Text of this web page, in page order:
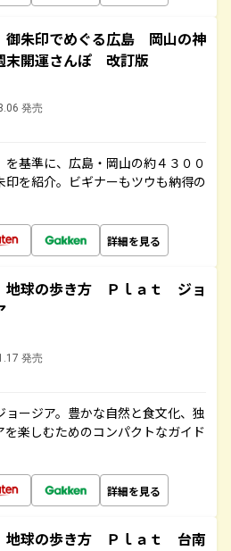
朱印でめぐる広島 岡山の神
開運さんぽ 改訂版
発売
を基準に、広島・岡山の約４３００
を紹介。ビギナーもツウも納得の
詳細を見る
球の歩き方 Ｐｌａｔ ジョ
発売
ージア。豊かな自然と食文化、独
楽しむためのコンパクトなガイド
詳細を見る
球の歩き方 Ｐｌａｔ 台南